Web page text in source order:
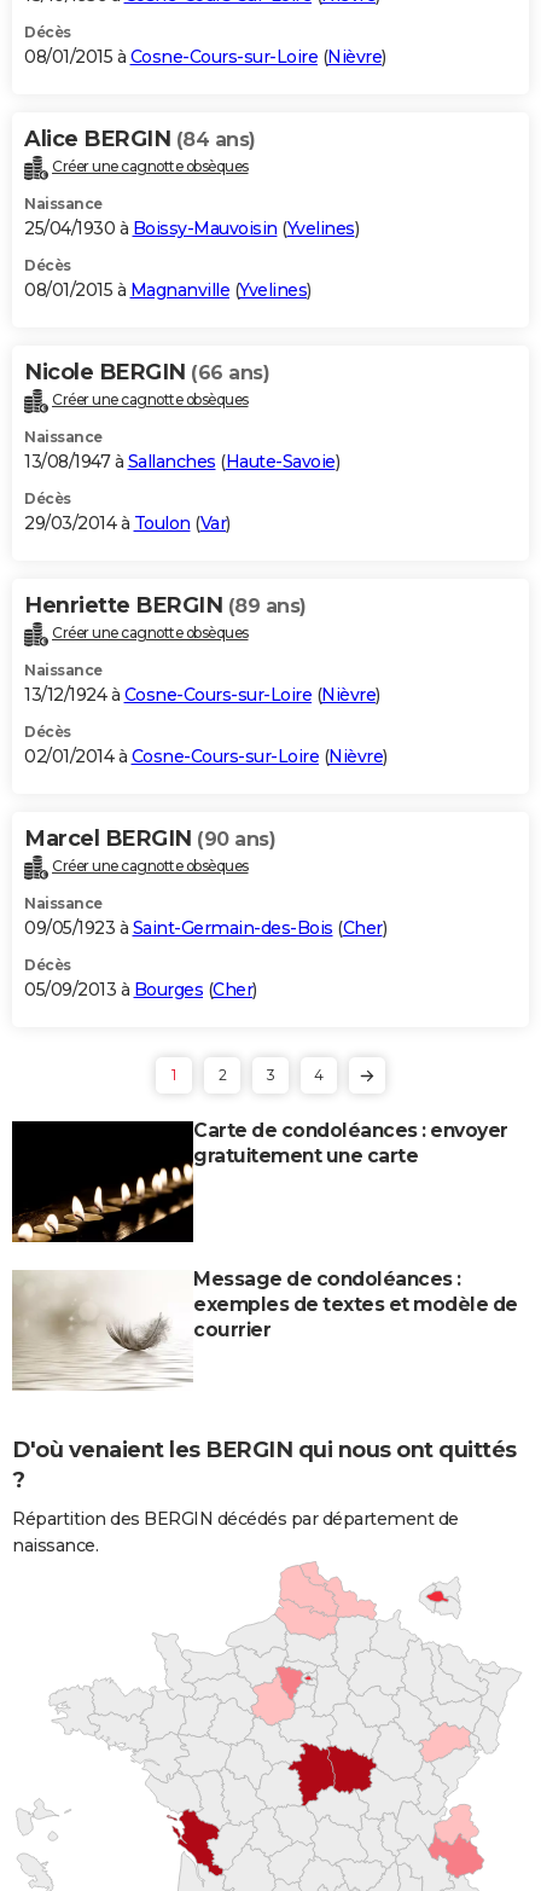
Décès
08/01/2015 à Cosne-Cours-sur-Loire (Nièvre)
Alice BERGIN (84 ans)
Créer une cagnotte obsèques
Naissance
25/04/1930 à Boissy-Mauvoisin (Yvelines)
Décès
08/01/2015 à Magnanville (Yvelines)
Nicole BERGIN (66 ans)
Créer une cagnotte obsèques
Naissance
13/08/1947 à Sallanches (Haute-Savoie)
Décès
29/03/2014 à Toulon (Var)
Henriette BERGIN (89 ans)
Créer une cagnotte obsèques
Naissance
13/12/1924 à Cosne-Cours-sur-Loire (Nièvre)
Décès
02/01/2014 à Cosne-Cours-sur-Loire (Nièvre)
Marcel BERGIN (90 ans)
Créer une cagnotte obsèques
Naissance
09/05/1923 à Saint-Germain-des-Bois (Cher)
Décès
05/09/2013 à Bourges (Cher)
1 2 3 4
Carte de condoléances : envoyer
gratuitement une carte
Message de condoléances :
exemples de textes et modèle de
courrier
D'où venaient les BERGIN qui nous ont quittés
?
Répartition des BERGIN décédés par département de
naissance.